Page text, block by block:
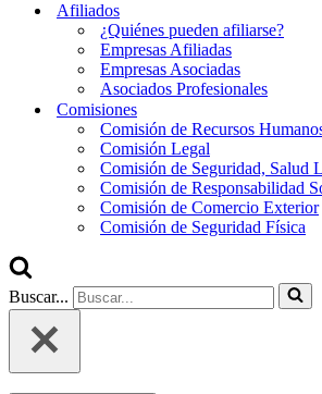
Afiliados
¿Quiénes pueden afiliarse?
Empresas Afiliadas
Empresas Asociadas
Asociados Profesionales
Comisiones
Comisión de Recursos
Comisión Legal
Comisión de Seguridad, Salud
Comisión de Responsabilidad
Comisión de Comercio Exterior
Comisión de Seguridad Física
Buscar...